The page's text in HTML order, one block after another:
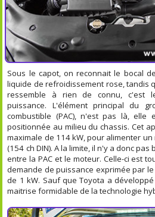
Sous le capot, on reconnait le bocal
liquide de refroidissement rose, tandis
ressemble à rien de connu, c'est
puissance. L'élément principal du
combustible (PAC), n'est pas là, elle
positionnée au milieu du chassis. Cet
maximale de 114 kW, pour alimenter
(154 ch DIN). A la limite, il n'y a donc
entre la PAC et le moteur. Celle-ci est
demande de puissance exprimée par
de 1 kW. Sauf que Toyota a
maitrise formidable de la technologie